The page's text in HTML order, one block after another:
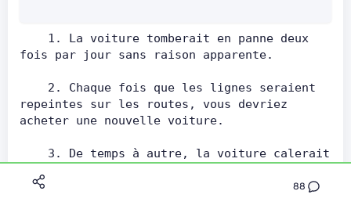
88
fois par jour sans raison apparente.
repeintes sur les routes, vous devriez
acheter une nouvelle voiture.
ça normal,